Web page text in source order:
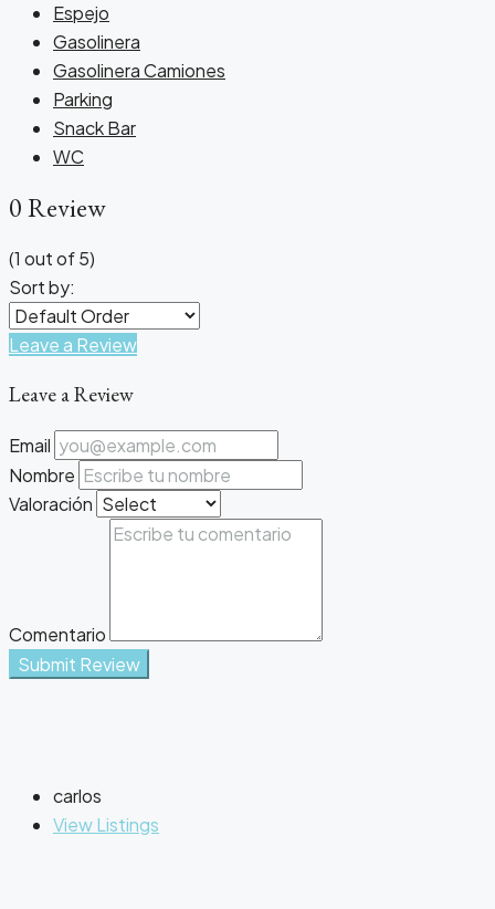
Espejo
Gasolinera
Gasolinera Camiones
Parking
Snack Bar
WC
0 Review
(1 out of5)
Sort by:
Leave a Review
Leave a Review
Email
Nombre
Valoración
Comentario
Submit Review
carlos
View Listings